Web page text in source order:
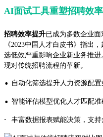
AI面试工具重塑招聘效
招聘效率提升已成为多数企业
《2023中国人才白皮书》指出
选低效严重影响企业新业务推
现对传统招聘流程的革新。
· 自动化筛选提升人力资源配置
· 智能评估模型优化人才匹配准
· 丰富数据报表赋能决策，支持